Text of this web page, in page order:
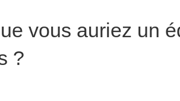
vous auriez un
?